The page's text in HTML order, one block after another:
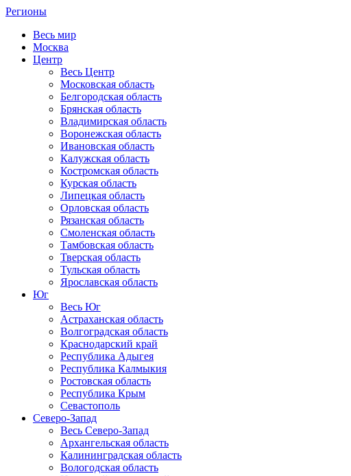
Регионы
Весь мир
Москва
Центр
Весь Центр
Московская область
Белгородская область
Брянская область
Владимирская область
Воронежская область
Ивановская область
Калужская область
Костромская область
Курская область
Липецкая область
Орловская область
Рязанская область
Смоленская область
Тамбовская область
Тверская область
Тульская область
Ярославская область
Юг
Весь Юг
Астраханская область
Волгоградская область
Краснодарский край
Республика Адыгея
Республика Калмыкия
Ростовская область
Республика Крым
Севастополь
Северо-Запад
Весь Северо-Запад
Архангельская область
Калининградская область
Вологодская область